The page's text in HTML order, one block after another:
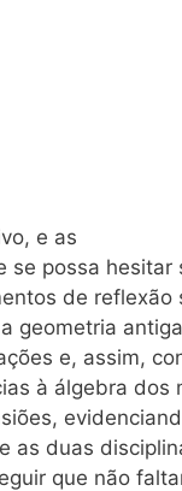
e as
se possa hesitar
de reflexão
geometria
e, assim,
à álgebra dos
as duas
que não